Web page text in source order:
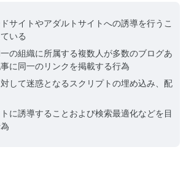
サイトやアダルトサイトへの誘導を行うこ
いる
の組織に所属する複数人が多数のブログあ
に同一のリンクを掲載する行為
して迷惑となるスクリプトの埋め込み、配
に誘導することおよび検索最適化などを目